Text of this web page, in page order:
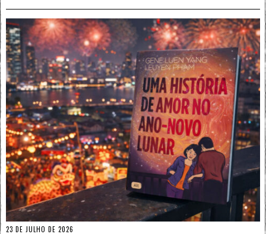
23 DE JULHO DE 2026